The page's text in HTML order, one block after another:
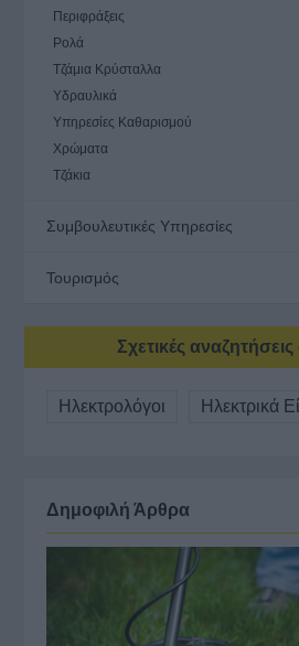
Περιφράξεις
Ρολά
Τζάμια Κρύσταλλα
Υδραυλικά
Υπηρεσίες Καθαρισμού
Χρώματα
Τζάκια
Συμβουλευτικές Υπηρεσίες
Τουρισμός
Σχετικές
Ηλεκτρολόγοι Ηλεκτρικά
Δημοφιλή Άρθρα